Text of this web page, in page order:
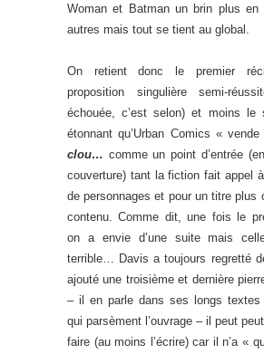
Woman et Batman un brin plus en
autres mais tout se tient au global.
On retient donc le premier
proposition singulière semi-
échouée, c’est selon) et moins le
étonnant qu’Urban Comics « vende
clou… comme un point d’entrée
couverture) tant la fiction fait appel
de personnages et pour un titre plus
contenu. Comme dit, une fois le
on a envie d’une suite mais
terrible… Davis a toujours regretté
ajouté une troisième et dernière
– il en parle dans ses longs textes
qui parsèment l’ouvrage – il peut
faire (au moins l’écrire) car il n’a «